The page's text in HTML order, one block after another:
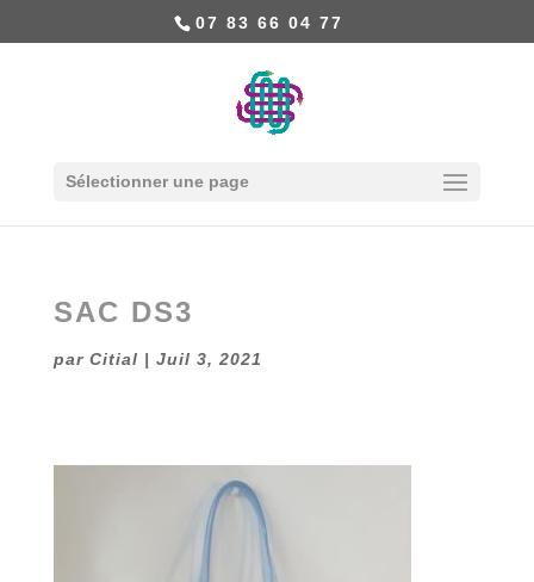
07 83 66 04 77
Sélectionner une page
SAC DS3
par Citial | Juil 3, 2021